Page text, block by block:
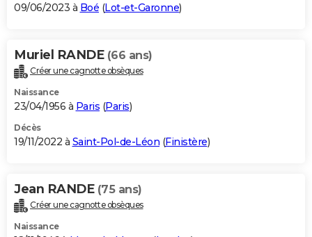
09/06/2023 à Boé (Lot-et-Garonne)
Muriel RANDE (66 ans)
Créer une cagnotte obsèques
Naissance
23/04/1956 à Paris (Paris)
Décès
19/11/2022 à Saint-Pol-de-Léon (Finistère)
Jean RANDE (75 ans)
Créer une cagnotte obsèques
Naissance